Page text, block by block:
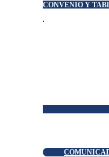
CONVENIO Y